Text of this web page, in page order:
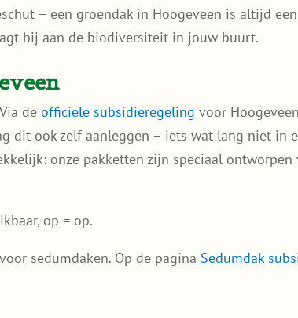
– een groendak in Hoogeveen is altijd
bij aan de biodiversiteit in jouw buurt.
deofficiële subsidieregeling voor
dit ook zelf aanleggen – iets wat lang niet in
onze pakketten zijn speciaal ontworpen
op = op.
sedumdaken. Op de pagina Sedumdak